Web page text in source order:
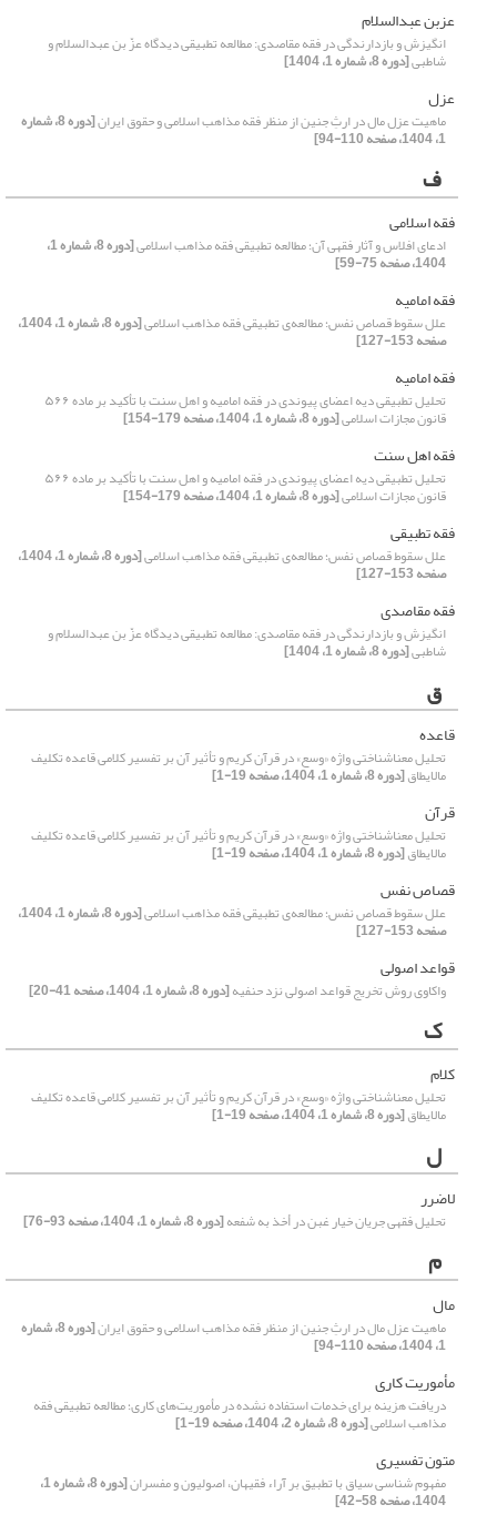
عزبن عبدالسلام
انگیزش و بازدارندگی در فقه مقاصدی: مطالعه تطبیقی دیدگاه عزّ بن عبدالسلام و
شاطبی[دوره 8، شماره 1، 1404]
عزل
ماهیت عزل مال در ارثِ جنین از منظر فقه مذاهب اسلامی و حقوق ایران [دوره 8، شماره
1، 1404، صفحه 110-94]
ف
فقه اسلامی
ادعای افلاس و آثار فقهی آن؛ مطالعه تطبیقی فقه مذاهب اسلامی [دوره 8، شماره 1،
1404، صفحه 75-59]
فقه امامیه
علل سقوط قصاص نفس؛ مطالعه‌ی تطبیقی فقه مذاهب اسلامی [دوره 8، شماره 1، 1404،
صفحه 153-127]
فقه امامیه
تحلیل تطبیقی دیه اعضای پیوندی در فقه امامیه و اهل سنت با تأکید بر ماده ۵۶۶
قانون مجازات اسلامی[دوره 8، شماره 1، 1404، صفحه 179-154]
فقه اهل سنت
تحلیل تطبیقی دیه اعضای پیوندی در فقه امامیه و اهل سنت با تأکید بر ماده ۵۶۶
قانون مجازات اسلامی[دوره 8، شماره 1، 1404، صفحه 179-154]
فقه تطبیقی
علل سقوط قصاص نفس؛ مطالعه‌ی تطبیقی فقه مذاهب اسلامی [دوره 8، شماره 1، 1404،
صفحه 153-127]
فقه مقاصدی
انگیزش و بازدارندگی در فقه مقاصدی: مطالعه تطبیقی دیدگاه عزّ بن عبدالسلام و
شاطبی[دوره 8، شماره 1، 1404]
ق
قاعده
تحلیل معناشناختی واژه «وسع» در قرآن کریم و تأثیر آن بر تفسیر کلامی قاعده تکلیف
مالایطاق[دوره 8، شماره 1، 1404، صفحه 19-1]
قرآن
تحلیل معناشناختی واژه «وسع» در قرآن کریم و تأثیر آن بر تفسیر کلامی قاعده تکلیف
مالایطاق[دوره 8، شماره 1، 1404، صفحه 19-1]
قصاص نفس
علل سقوط قصاص نفس؛ مطالعه‌ی تطبیقی فقه مذاهب اسلامی [دوره 8، شماره 1، 1404،
صفحه 153-127]
قواعد اصولی
واکاوی روش تخریج قواعد اصولی نزد حنفیه[دوره 8، شماره 1، 1404، صفحه 41-20]
ک
کلام
تحلیل معناشناختی واژه «وسع» در قرآن کریم و تأثیر آن بر تفسیر کلامی قاعده تکلیف
مالایطاق[دوره 8، شماره 1، 1404، صفحه 19-1]
ل
لاضرر
تحلیل فقهی جریان خیار غبن در أخذ به شفعه[دوره 8، شماره 1، 1404، صفحه 93-76]
م
مال
ماهیت عزل مال در ارثِ جنین از منظر فقه مذاهب اسلامی و حقوق ایران [دوره 8، شماره
1، 1404، صفحه 110-94]
مأموریت کاری
دریافت هزینه برای خدمات استفاده نشده در مأموریت‌های کاری؛ مطالعه تطبیقی فقه
مذاهب اسلامی[دوره 8، شماره 2، 1404، صفحه 19-1]
متون تفسیری
مفهوم شناسی سیاق با تطبیق بر آراء فقیهان، اصولیون و مفسران [دوره 8، شماره 1،
1404، صفحه 58-42]